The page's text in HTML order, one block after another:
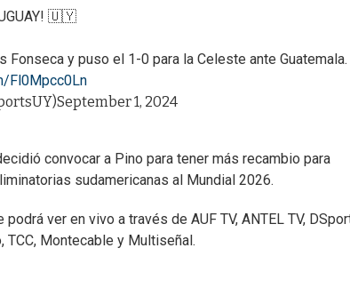
🇺🇾
y puso el 1-0 para la Celeste ante Guatemala.
Fl0Mpcc0Ln
September 1, 2024
convocar a Pino para tener más recambio para
sudamericanas al Mundial 2026.
ver en vivo a través de AUF TV, ANTEL TV,
TCC, Montecable y Multiseñal.